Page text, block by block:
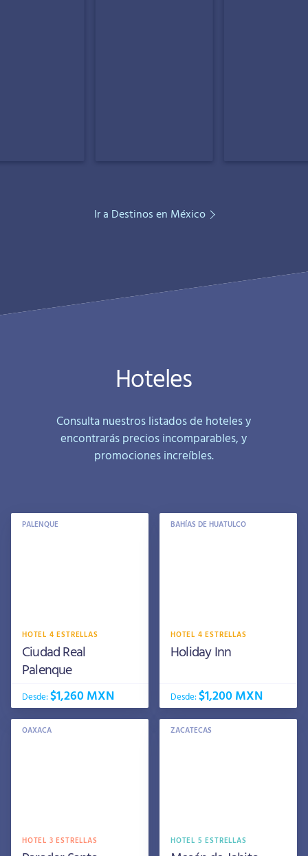
Ir a Destinos en México
Hoteles
Consulta nuestros listados de hoteles y
encontrarás precios incomparables, y
promociones increíbles.
PALENQUE
HOTEL 4 ESTRELLAS
Ciudad Real
Palenque
Desde:$1,260 MXN
BAHÍAS DE HUATULCO
HOTEL 4 ESTRELLAS
Holiday Inn
Desde:$1,200 MXN
OAXACA
HOTEL 3 ESTRELLAS
ZACATECAS
HOTEL 5 ESTRELLAS